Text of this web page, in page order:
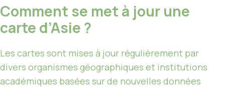
Comment se met à jour une
carte d’Asie ?
Les cartes sont mises à jour régulièrement par
divers organismes géographiques et institutions
académiques basées sur de nouvelles données